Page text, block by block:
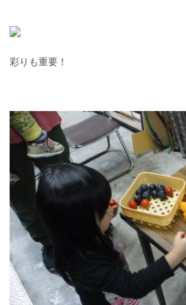
彩りも重要！